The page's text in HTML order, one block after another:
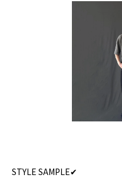
STYLE SAMPLE✔︎